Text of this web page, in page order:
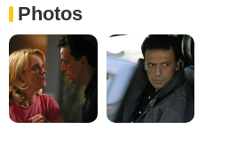
Photos